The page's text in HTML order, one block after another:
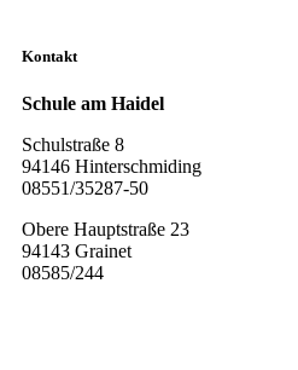
Kontakt
Schule am Haidel
Schulstraße 8
94146 Hinterschmiding
08551/35287-50
Obere Hauptstraße 23
94143 Grainet
08585/244